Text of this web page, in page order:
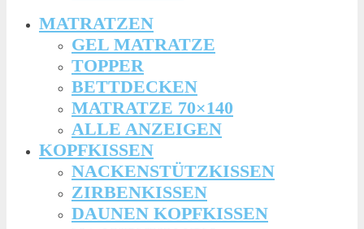
MATRATZEN
GEL MATRATZE
TOPPER
BETTDECKEN
MATRATZE 70×140
ALLE ANZEIGEN
KOPFKISSEN
NACKENSTÜTZKISSEN
ZIRBENKISSEN
DAUNEN KOPFKISSEN